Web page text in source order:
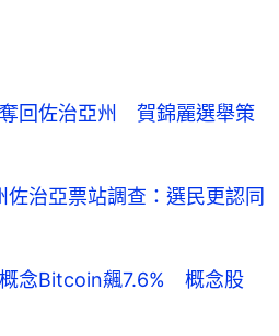
回佐治亞州 賀錦麗選舉策
治亞票站調查：選民更認同
念Bitcoin飆7.6% 概念股